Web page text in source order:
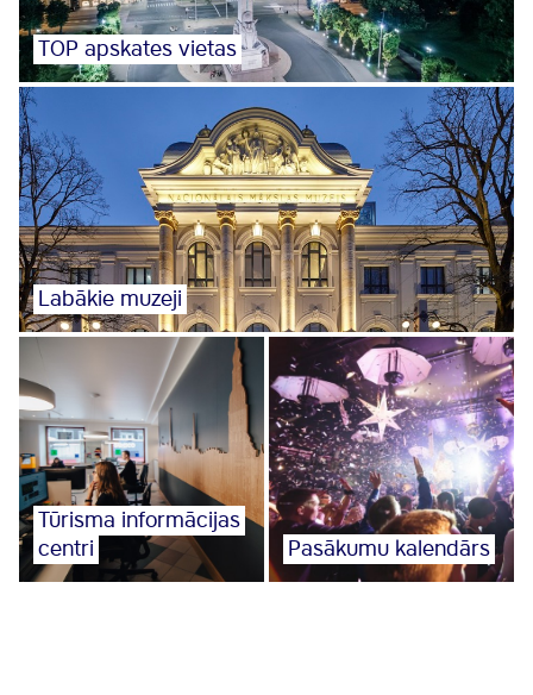
TOP apskates vietas
Labākie muzeji
Tūrisma informācijas
centri
Pasākumu kalendārs